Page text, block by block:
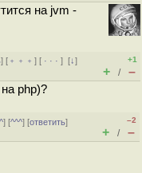
на jvm -
] [ ﹢﹢﹢] [ · · ·][↓]
+1
+ / –
php)?
] [^^^] [ответить]
–2
+ / –